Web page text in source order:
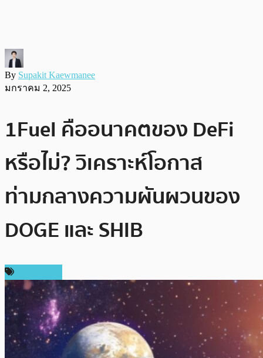
By Supakit Kaewmanee
มกราคม 2, 2025
1Fuel คืออนาคตของ DeFi
หรือไม่? วิเคราะห์โอกาส
ท่ามกลางความผันผวนของ
DOGE และ SHIB